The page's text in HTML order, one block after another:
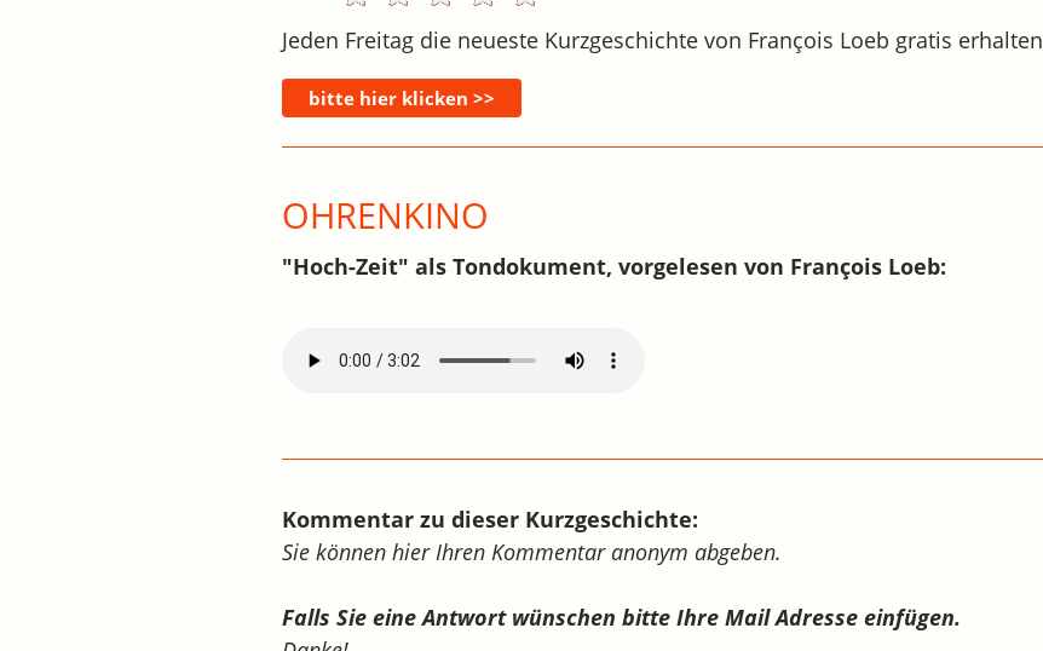
Jeden Freitag die neueste Kurzgeschichte von François Loeb gratis erhalten
OHRENKINO
"Hoch-Zeit" als Tondokument, vorgelesen von François Loeb:
Kommentar zu dieser Kurzgeschichte:
Sie können hier Ihren Kommentar anonym abgeben.
Falls Sie eine Antwort wünschen bitte Ihre Mail Adresse einfügen.